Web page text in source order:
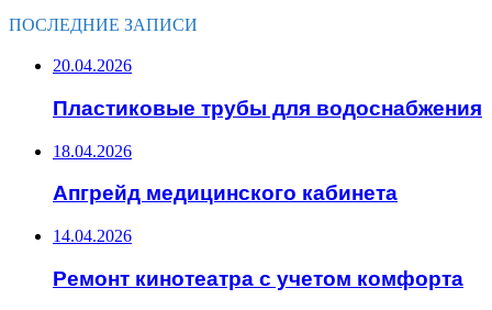
ПОСЛЕДНИЕ ЗАПИСИ
20.04.2026
Пластиковые трубы для водоснабжения
18.04.2026
Апгрейд медицинского кабинета
14.04.2026
Ремонт кинотеатра с учетом комфорта